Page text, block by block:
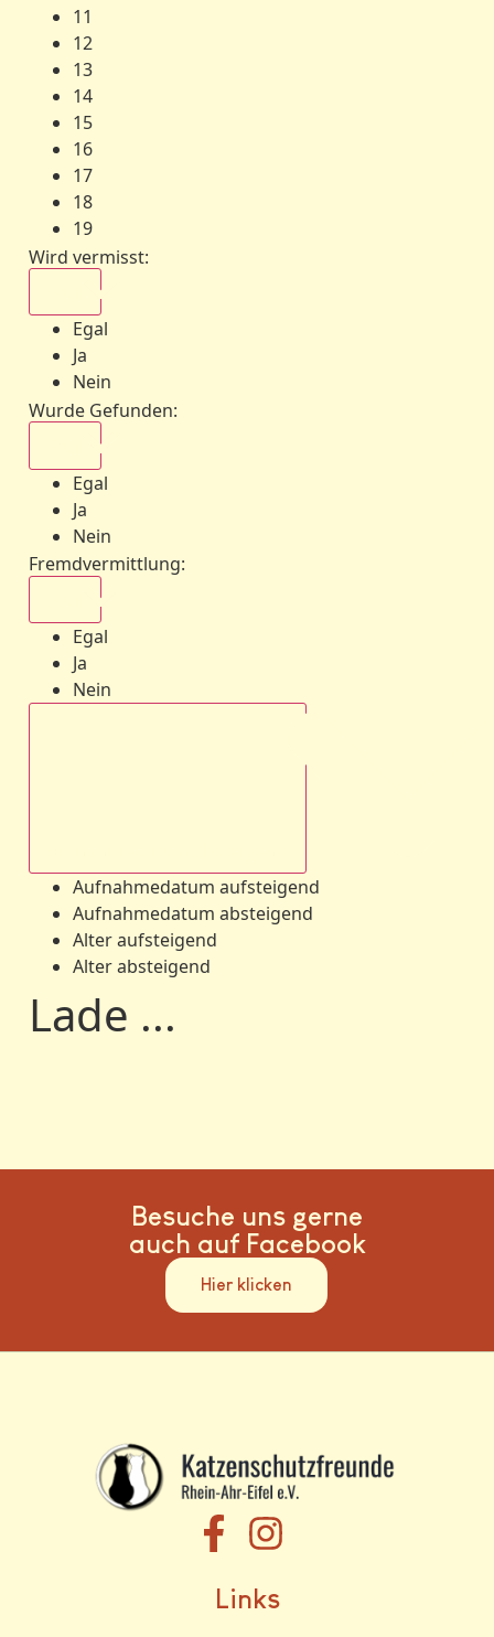
11
12
13
14
15
16
17
18
19
Wird vermisst:
Egal
Ja
Nein
Wurde Gefunden:
Egal
Ja
Nein
Fremdvermittlung:
Egal
Ja
Nein
Aufnahmedatum aufsteigend
Aufnahmedatum absteigend
Alter aufsteigend
Alter absteigend
Lade ...
Besuche uns gerne
auch auf Facebook
Hier klicken
Links